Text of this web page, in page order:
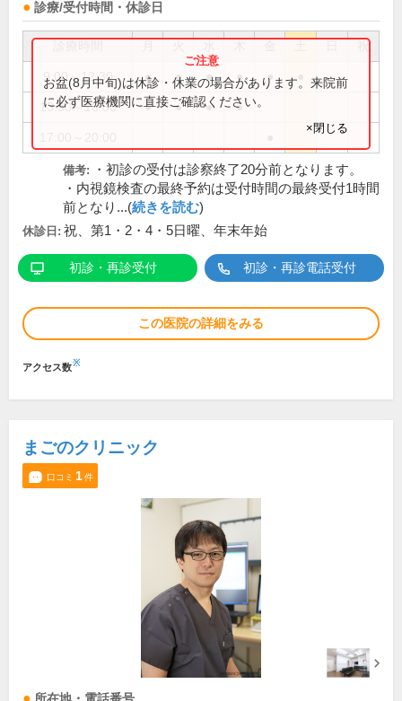
診療/受付時間・休診日
祝
9:00～12:30 ● ● ● ● ●
13:30～18:30 ● ● ● ●
お盆(8月中旬)は休診・休業の場合があります。来院前
に必ず医療機関に直接ご確認ください。
×閉じる
備考:
・初診の受付は診察終了20分前となります。
・内視鏡検査の最終予約は受付時間の最終受付1時間
前となり...(続きを読む)
休診日: 祝、第1・2・4・5日曜、年末年始
初診・再診受付 初診・再診電話受付
この医院の詳細をみる
アクセス数※
まごのクリニック
口コミ 1件